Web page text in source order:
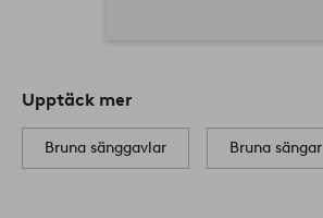
Upptäck mer
Bruna sänggavlar Bruna sängar